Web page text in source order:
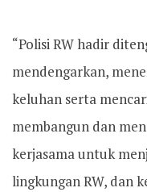
“Polisi RW hadir
mendengarkan,
keluhan serta
membangun dan
kerjasama untuk
lingkungan RW, dan